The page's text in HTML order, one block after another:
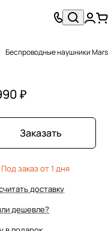
Беспроводные наушники
₽
Заказать
Под заказ от 1 дня
доставку
дешевле?